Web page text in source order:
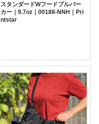
スタンダードWフードプルパー
カー｜9.7oz｜00188-NNH｜Pri
ntstar